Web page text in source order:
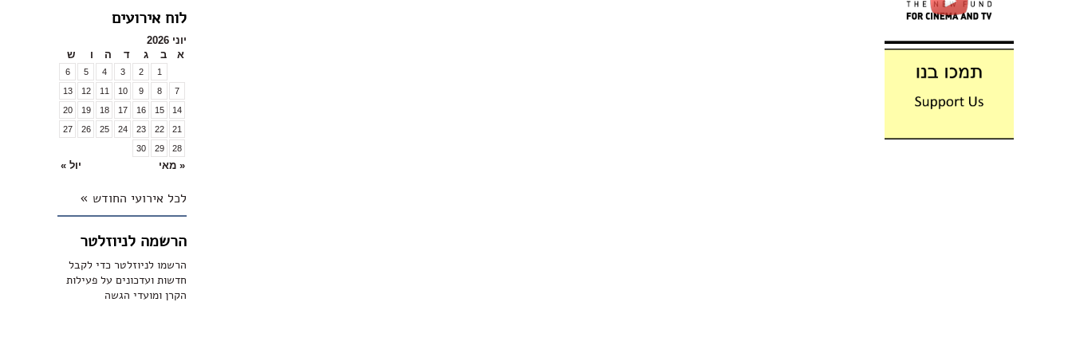
לוח אירועים
יוני 2026
א
ב ג ד ה ו ש
1
2
3
4
5
6
7
8
9
10
11
12
13
14
15
16
17
18
19
20
21
22
23
24
25
26
27
28
29
30
« מאי יול »
לכל אירועי החודש »
הרשמה לניוזלטר
הרשמו לניוזלטר כדי לקבל
חדשות ועדכונים על פעילות
הקרן ומועדי הגשה